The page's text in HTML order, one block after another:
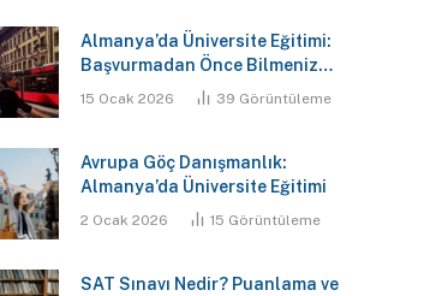
Almanya’da Üniversite Eğitimi:
Başvurmadan Önce Bilmeniz
Gereken 7 Kritik Gerçek
15 Ocak 2026 39 Görüntüleme
Avrupa Göç Danışmanlık:
Almanya’da Üniversite Eğitimi
2 Ocak 2026 15 Görüntüleme
SAT Sınavı Nedir? Puanlama ve